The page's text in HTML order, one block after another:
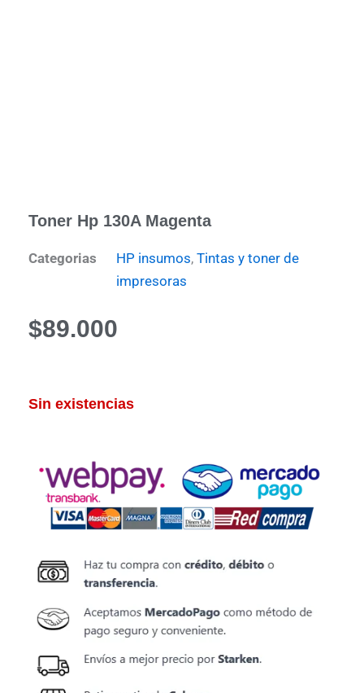
Toner Hp 130A Magenta
Categorias HP insumos, Tintas y toner de
impresoras
$89.000
Sin existencias